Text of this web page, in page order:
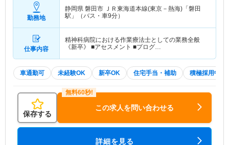
勤務地
静岡県 磐田市 ＪＲ東海道本線(東京－熱海)「磐田
駅」（バス・車9分）
仕事内容
精神科病院における作業療法士としての業務全般
《新卒》 ■アセスメント ■プログ…
車通勤可 未経験OK 新卒OK 住宅手当・補助 積極採用中
保存する
この求人を問い合わせる
詳細を見る